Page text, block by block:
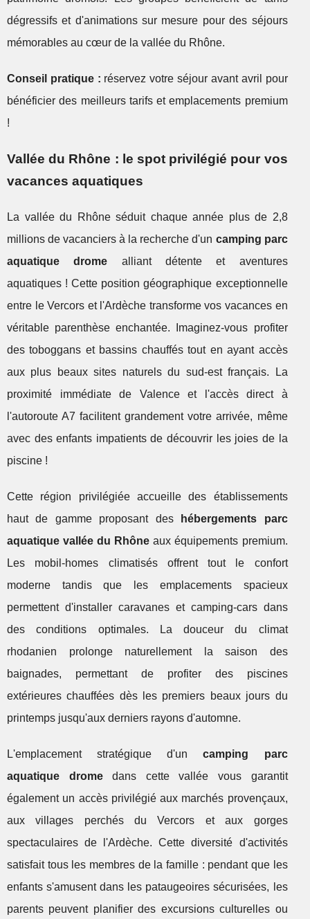
dégressifs et d'animations sur mesure pour des séjours
mémorables au cœur de la vallée du Rhône.
Conseil pratique : réservez votre séjour avant avril pour
bénéficier des meilleurs tarifs et emplacements premium
!
Vallée du Rhône : le spot privilégié pour vos
vacances aquatiques
La vallée du Rhône séduit chaque année plus de 2,8
millions de vacanciers à la recherche d'un camping parc
aquatique drome alliant détente et aventures
aquatiques ! Cette position géographique exceptionnelle
entre le Vercors et l'Ardèche transforme vos vacances en
véritable parenthèse enchantée. Imaginez-vous profiter
des toboggans et bassins chauffés tout en ayant accès
aux plus beaux sites naturels du sud-est français. La
proximité immédiate de Valence et l'accès direct à
l'autoroute A7 facilitent grandement votre arrivée, même
avec des enfants impatients de découvrir les joies de la
piscine !
Cette région privilégiée accueille des établissements
haut de gamme proposant des
hébergements parc
aquatique vallée du Rhône aux équipements premium.
Les mobil-homes climatisés offrent tout le confort
moderne tandis que les emplacements spacieux
permettent d'installer caravanes et camping-cars dans
des conditions optimales. La douceur du climat
rhodanien prolonge naturellement la saison des
baignades, permettant de profiter des piscines
extérieures chauffées dès les premiers beaux jours du
printemps jusqu'aux derniers rayons d'automne.
L'emplacement stratégique d'uncamping parc
aquatique dromedans cette vallée vous garantit
également un accès privilégié aux marchés provençaux,
aux villages perchés du Vercors et aux gorges
spectaculaires de l'Ardèche. Cette diversité d'activités
satisfait tous les membres de la famille : pendant que les
enfants s'amusent dans les pataugeoires sécurisées, les
parents peuvent planifier des excursions culturelles ou